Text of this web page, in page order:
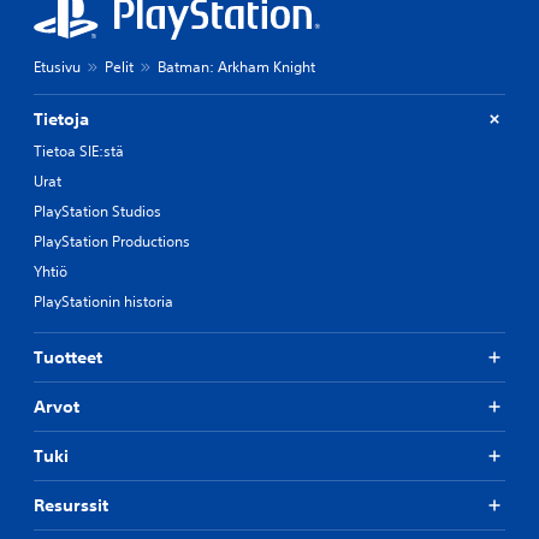
Etusivu Pelit Batman: Arkham Knight
Tietoja
Tietoa SIE:stä
Urat
PlayStation Studios
PlayStation Productions
Yhtiö
PlayStationin historia
Tuotteet
Arvot
Tuki
Resurssit